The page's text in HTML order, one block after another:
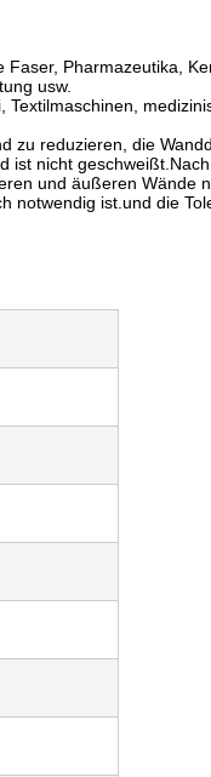
Pharmazeutika,
usw.
zu reduzieren, die
ist nicht
und äußeren Wände
notwendig ist.und die